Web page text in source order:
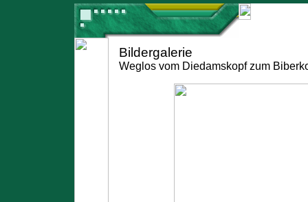
Bildergalerie
Weglos vom Diedamskopf zum